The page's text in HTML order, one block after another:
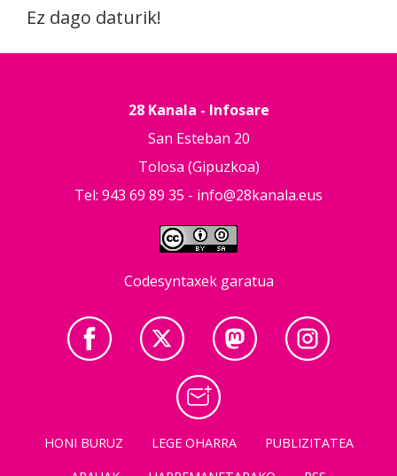
Ez dago daturik!
28 Kanala - Infosare
San Esteban 20
Tolosa (Gipuzkoa)
Tel: 943 69 89 35 - info@28kanala.eus
Codesyntaxek garatua
HONI BURUZ LEGE OHARRA
PUBLIZITATEA